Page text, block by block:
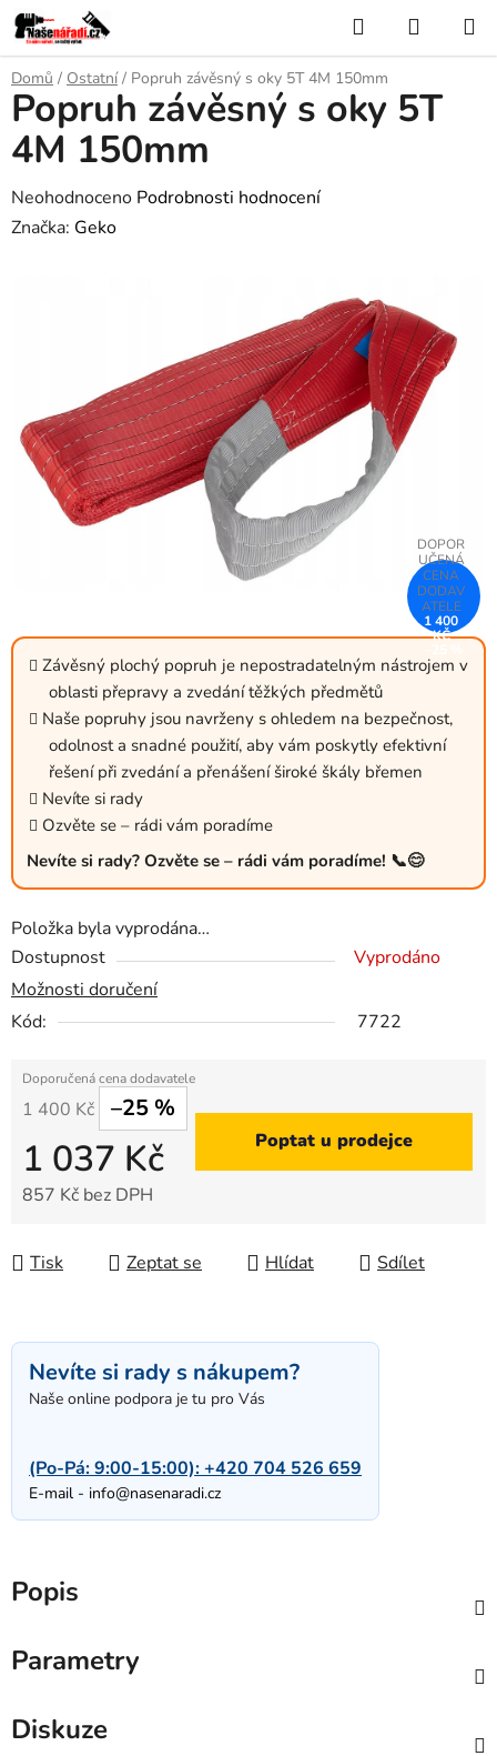
Přejít
na
obsah
Hledat
KOŠÍK
Domů / Ostatní / Popruh závěsný s oky 5T 4M 150mm
Závěsný plochý popruh je nepostradatelným nástrojem v
oblasti přepravy a zvedání těžkých předmětů
Naše popruhy jsou navrženy s ohledem na bezpečnost,
odolnost a snadné použití, aby vám poskytly efektivní
řešení při zvedání a přenášení široké škály břemen
Nevíte si rady
Ozvěte se – rádi vám poradíme
Nevíte si rady? Ozvěte se – rádi vám poradíme! 📞😊
Položka byla vyprodána…
Dostupnost
Vyprodáno
Možnosti doručení
Kód:
7722
1 400 Kč –25 %
1 037 Kč
857 Kč bez DPH
Poptat u prodejce
Tisk Zeptat se Hlídat Sdílet
Popruh závěsný s oky 5T
4M 150mm
Průměrné
hodnocení
hvězdiček.
Neohodnoceno Podrobnosti hodnocení
Značka: Geko
1 400
KČ
Nevíte si rady s nákupem?
Naše online podpora je tu pro Vás
(Po-Pá: 9:00-15:00):+420 704 526 659
E-mail - info@nasenaradi.cz
Popis
Parametry
Diskuze